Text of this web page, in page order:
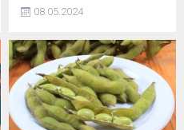
mağlup ederek ligde
08.05.2024